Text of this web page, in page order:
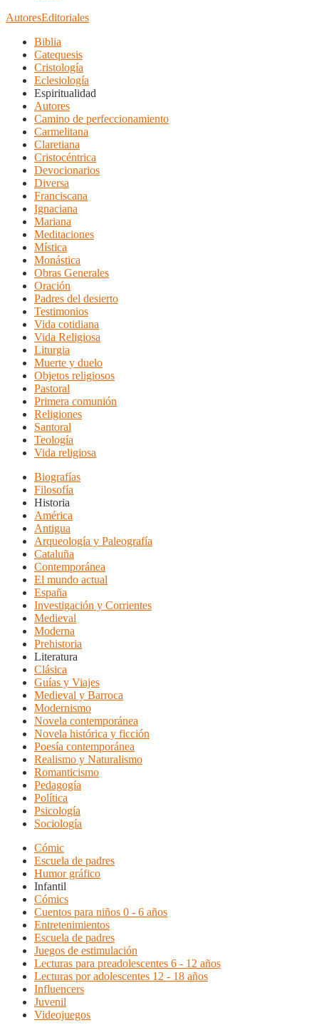
AutoresEditoriales
Biblia
Catequesis
Cristología
Eclesiología
Espiritualidad
Autores
Camino de perfeccionamiento
Carmelitana
Claretiana
Cristocéntrica
Devocionarios
Diversa
Franciscana
Ignaciana
Mariana
Meditaciones
Mística
Monástica
Obras Generales
Oración
Padres del desierto
Testimonios
Vida cotidiana
Vida Religiosa
Liturgia
Muerte y duelo
Objetos religiosos
Pastoral
Primera comunión
Religiones
Santoral
Teología
Vida religiosa
Biografías
Filosofía
Historia
América
Antigua
Arqueología y Paleografía
Cataluña
Contemporánea
El mundo actual
España
Investigación y Corrientes
Medieval
Moderna
Prehistoria
Literatura
Clásica
Guías y Viajes
Medieval y Barroca
Modernismo
Novela contemporánea
Novela histórica y ficción
Poesía contemporánea
Realismo y Naturalismo
Romanticismo
Pedagogía
Política
Psicología
Sociología
Cómic
Escuela de padres
Humor gráfico
Infantil
Cómics
Cuentos para niños 0 - 6 años
Entretenimientos
Escuela de padres
Juegos de estimulación
Lecturas para preadolescentes 6 - 12 años
Lecturas por adolescentes 12 - 18 años
Influencers
Juvenil
Videojuegos